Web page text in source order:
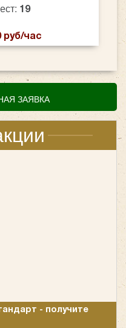
ЗАЯВКА
- получите
19
руб/час